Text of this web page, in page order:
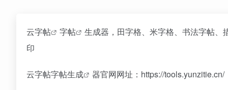
云字帖 字帖
生成器，田字格、米字格、书法字帖
印
云字帖字帖生成 器官网网址：https://tools.yunzitie.cn/